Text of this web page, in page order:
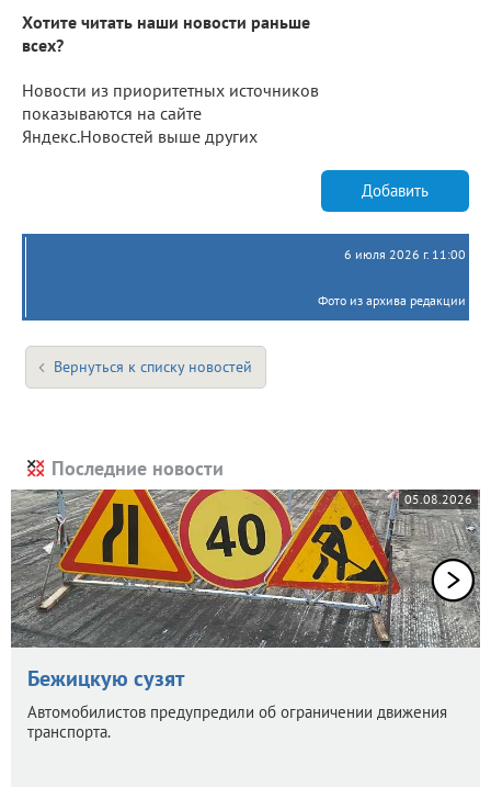
Хотите читать наши новости раньше
всех?
Новости из приоритетных источников
показываются на сайте
Яндекс.Новостей выше других
Добавить
6 июля 2026 г. 11:00
Фото из архива редакции
Вернуться к списку новостей
Последние новости
05.08.2026
Бежицкую сузят
Автомобилистов предупредили об ограничении движения
транспорта.